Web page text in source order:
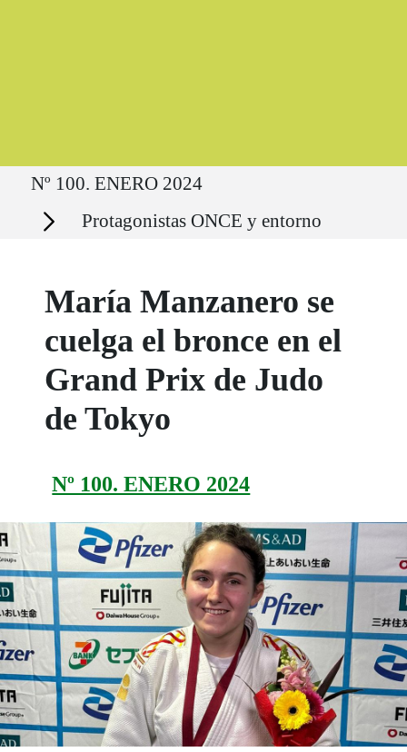
Ruta del sitio
Nº 100. ENERO 2024
Secciones Protagonistas ONCE y entorno
María Manzanero se
cuelga el bronce en el
Grand Prix de Judo
de Tokyo
Nº 100. ENERO 2024